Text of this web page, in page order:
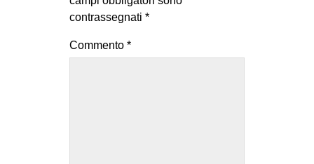
contrassegnati *
Commento *